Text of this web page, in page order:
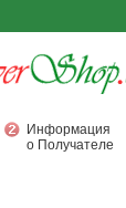
Информация
о Получателе